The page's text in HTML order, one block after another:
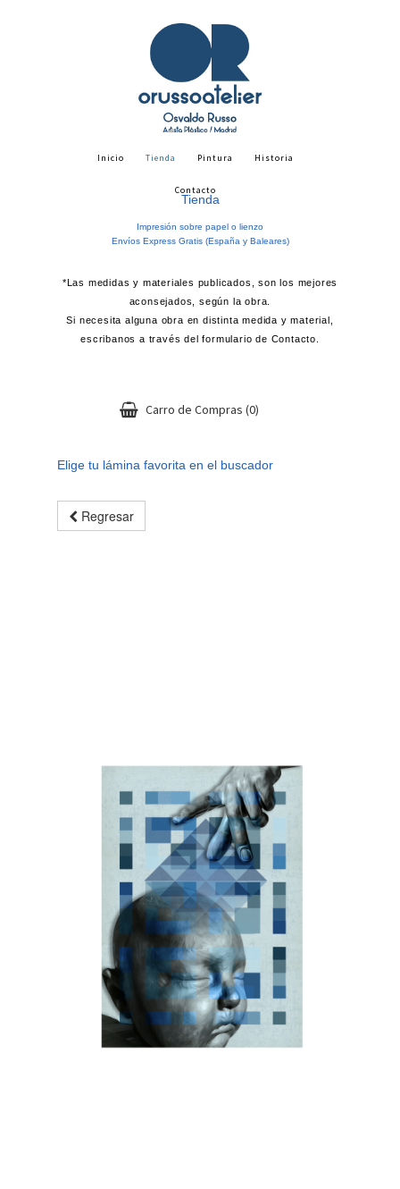
Inicio Tienda Pintura Historia
Contacto
Impresión sobre papel o lienzo
Envíos Express Gratis (España y Baleares)
Regresar
*Las medidas y materiales publicados, son los mejores
aconsejados, según la obra.
Si necesita alguna obra en distinta medida y material,
escribanos a través del formulario de Contacto.
Elige tu lámina favorita en el buscador
Tienda
Carro de Compras (0)